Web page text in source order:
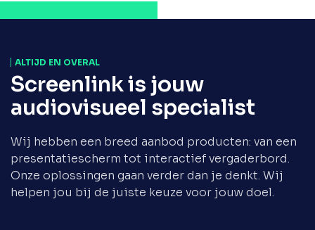
ALTIJD EN OVERAL
Screenlink is jouw
audiovisueel specialist
Wij hebben een breed aanbod producten: van een
presentatiescherm tot interactief vergaderbord.
Onze oplossingen gaan verder dan je denkt. Wij
helpen jou bij de juiste keuze voor jouw doel.